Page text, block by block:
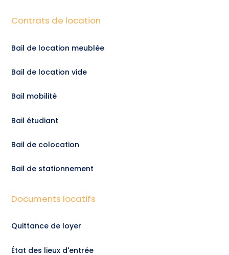
Contrats de location
Bail de location meublée
Bail de location vide
Bail mobilité
Bail étudiant
Bail de colocation
Bail de stationnement
Documents locatifs
Quittance de loyer
État des lieux d'entrée